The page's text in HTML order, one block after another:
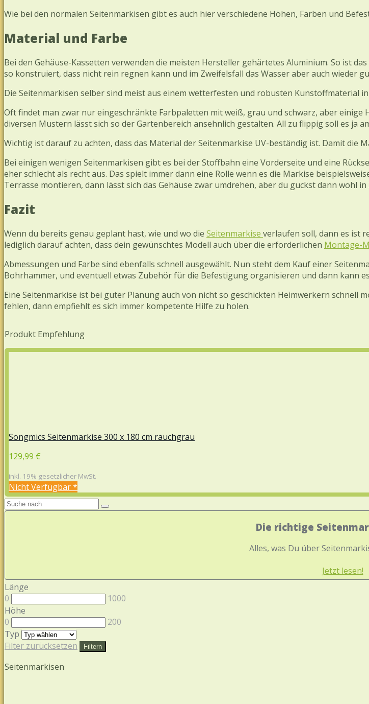
Wie bei den normalen Seitenmarkisen gibt es auch hier verschiedene Höhen, Farben und
Material und Farbe
Bei den Gehäuse-Kassetten verwenden die meisten Hersteller gehärtetes Aluminium. So ist
so konstruiert, dass nicht rein regnen kann und im Zweifelsfall das Wasser aber auch wieder
Die Seitenmarkisen selber sind meist aus einem wetterfesten und robusten Kunstoffmaterial
Oft findet man zwar nur eingeschränkte Farbpaletten mit weiß, grau und schwarz, aber
diversen Mustern lässt sich so der Gartenbereich ansehnlich gestalten. All zu flippig soll es ja
Wichtig ist darauf zu achten, dass das Material der Seitenmarkise UV-beständig ist. Damit
Bei einigen wenigen Seitenmarkisen gibt es bei der Stoffbahn eine Vorderseite und eine
eher schlecht als recht aus. Das spielt immer dann eine Rolle wenn es die Markise
Terrasse montieren, dann lässt sich das Gehäuse zwar umdrehen, aber du guckst dann wohl
Fazit
Wenn du bereits genau geplant hast, wie und wo die Seitenmarkise verlaufen soll, dann es ist
lediglich darauf achten, dass dein gewünschtes Modell auch über die erforderlichen Montage-
Abmessungen und Farbe sind ebenfalls schnell ausgewählt. Nun steht dem Kauf einer
Bohrhammer, und eventuell etwas Zubehör für die Befestigung organisieren und dann kann
Eine Seitenmarkise ist bei guter Planung auch von nicht so geschickten Heimwerkern schnell
fehlen, dann empfiehlt es sich immer kompetente Hilfe zu holen.
Produkt Empfehlung
Songmics Seitenmarkise 300 x 180 cm rauchgrau
129,99 €
inkl. 19% gesetzlicher MwSt.
Nicht Verfügbar *
Die richtige
Alles, was Du über
Jetzt lesen!
Länge
0
1000
Höhe
0
200
Typ
Filter zurücksetzen
Filtern
Seitenmarkisen